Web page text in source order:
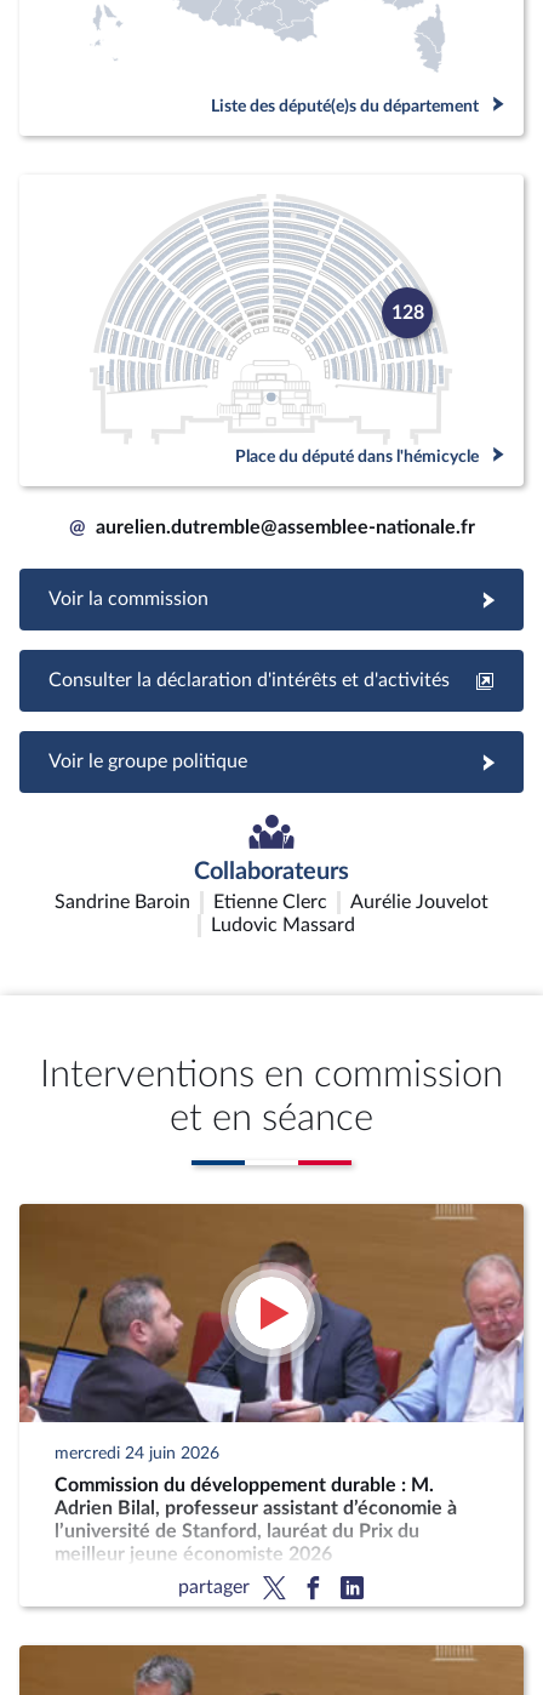
Liste des député(e)s du département
128
Place du député dans l'hémicycle
@ aurelien.dutremble@assemblee-nationale.fr
Voir la commission
Consulter la déclaration d'intérêts et d'activités
Voir le groupe politique
Collaborateurs
Sandrine Baroin Etienne Clerc
Aurélie Jouvelot
Ludovic Massard
Interventions en commission
et en séance
mercredi 24 juin 2026
Commission du développement durable : M.
Adrien Bilal, professeur assistant d’économie à
l’université de Stanford, lauréat du Prix du
meilleur jeune économiste 2026
partager